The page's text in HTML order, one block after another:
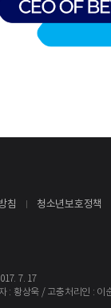
침 청소년보호정책
7. 17
: 황상욱 / 고충처리인 : 이